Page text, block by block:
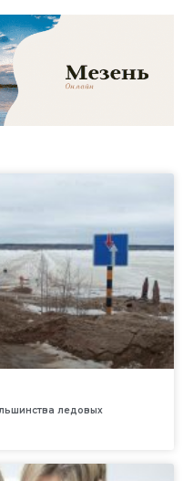
ледовых